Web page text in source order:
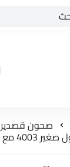
صحون قصدير
الاغطية